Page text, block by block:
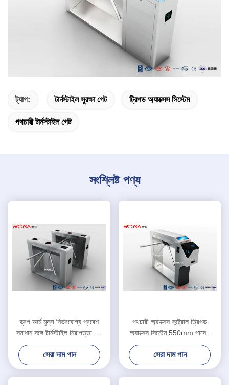
ট্যাগ: টার্নস্টাইল সুরক্ষা গেট ট্রিপড অ্যাক্সেস সিস্টেম
পথচারী টার্নস্টাইল গেট
সংশ্লিষ্ট পণ্য
ড্রপ আর্ম মুদ্রা নির্ভরযোগ্য প্রবেশ
সমাধান সঙ্গে টার্নস্টাইল নিরাপত্তা গেট
পরিচালিত
সেরা দাম পান
পথচারী অ্যাক্সেস কন্ট্রোল ত্রিপড
অ্যাক্সেস সিস্টেম 550mm পাসেজ
প্রস্থ সিলভার রঙ
সেরা দাম পান